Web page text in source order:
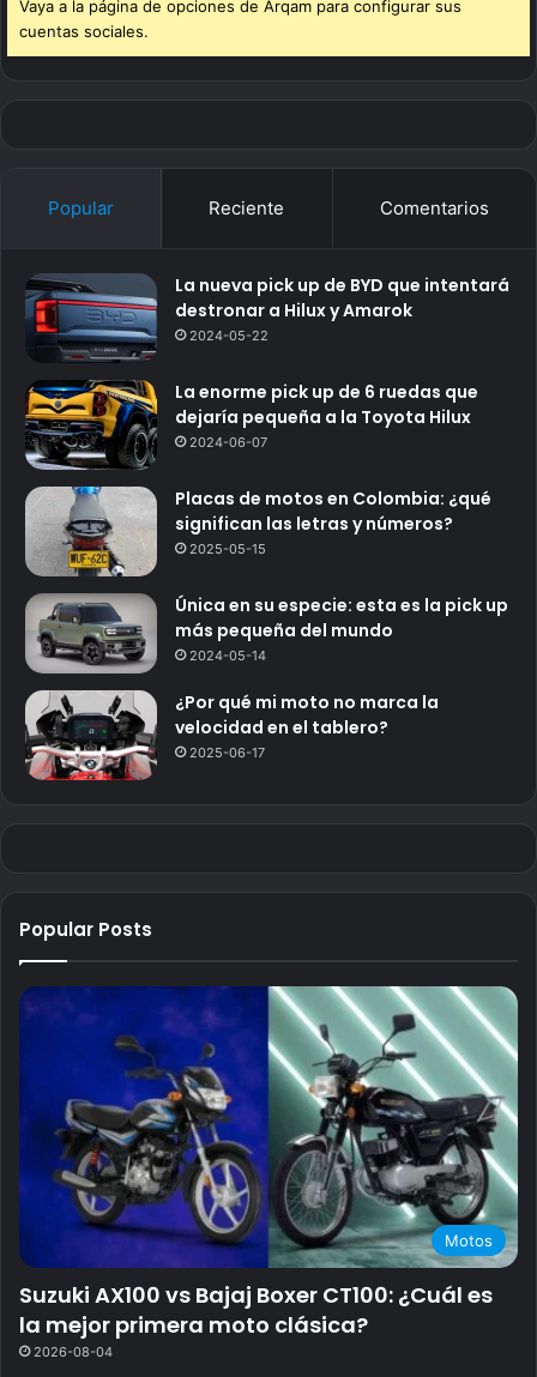
Vaya a la página de opciones de Arqam para configurar sus
cuentas sociales.
Popular Reciente Comentarios
La nueva pick up de BYD que intentará
destronar a Hilux y Amarok
2024-05-22
La enorme pick up de 6 ruedas que
dejaría pequeña a la Toyota Hilux
2024-06-07
Placas de motos en Colombia: ¿qué
significan las letras y números?
2025-05-15
Única en su especie: esta es la pick up
más pequeña del mundo
2024-05-14
¿Por qué mi moto no marca la
velocidad en el tablero?
2025-06-17
Popular Posts
Motos
Suzuki AX100 vs Bajaj Boxer CT100: ¿Cuál es
la mejor primera moto clásica?
2026-08-04